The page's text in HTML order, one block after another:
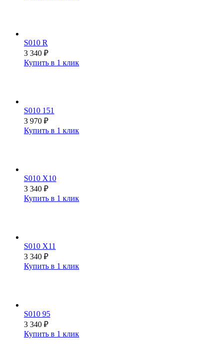
S010 R
3 340 ₽
Купить в 1 клик
S010 151
3 970 ₽
Купить в 1 клик
S010 X10
3 340 ₽
Купить в 1 клик
S010 X11
3 340 ₽
Купить в 1 клик
S010 95
3 340 ₽
Купить в 1 клик